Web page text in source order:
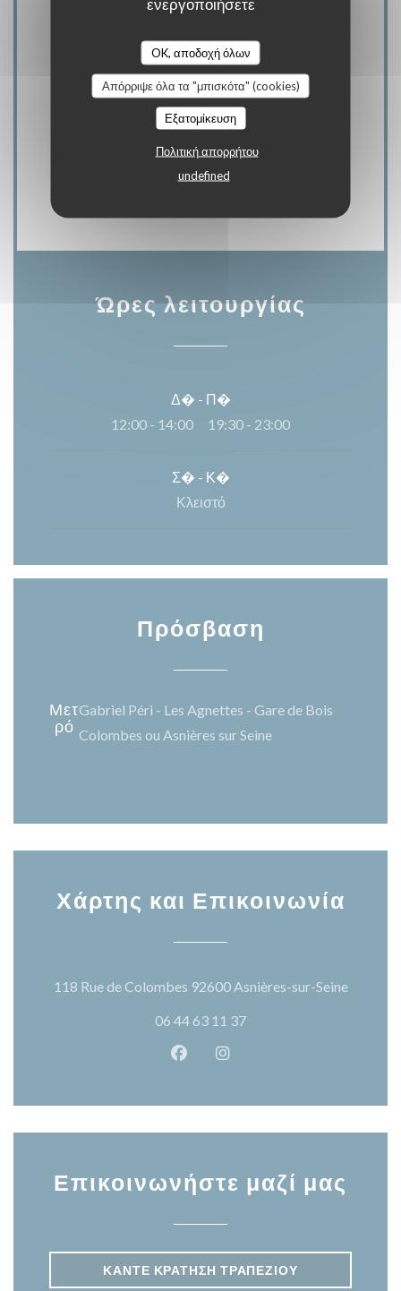
OK, αποδοχή όλων
Απόρριψε όλα τα "μπισκότα" (cookies)
Εξατομίκευση
Πολιτική απορρήτου
undefined
Ιδιωτική μίσθωση, Κλιματιζόμενο δωμάτιο,
ταράτσα, Απενεργοποιημένη πρόσβαση, WIFI
Μέθοδοι πληρωμής
Eurocard / Mastercard, Μετρητά,
Μουσικοδιδάσκαλος, Visa, Έλεγχοι, Χρεωστική
Ώρες λειτουργίας
Δ� - Π�
12:00 - 14:00
19:30 - 23:00
Σ� - Κ�
Κλειστό
Πρόσβαση
Μετ
ρό
Gabriel Péri - Les Agnettes - Gare de Bois
Colombes ou Asnières sur Seine
Χάρτης και Επικοινωνία
118 Rue de Colombes 92600 Asnières-sur-Seine
06 44 63 11 37
Facebook ((ανοίγει σε νέο
Instagram ((ανοίγει σε
Επικοινωνήστε μαζί μας
ΚΆΝΤΕ ΚΡΆΤΗΣΗ ΤΡΑΠΕΖΙΟΎ